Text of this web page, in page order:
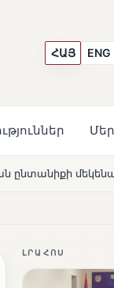
ՀԱՅ ENG
NEWS
ԼՐԱՀՈՍ